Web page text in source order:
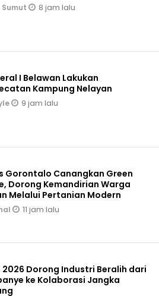
Sumut 8 jam lalu
I Belawan Lakukan
Kampung Nelayan
9 jam lalu
Gorontalo Canangkan Green
Dorong Kemandirian Warga
Melalui Pertanian Modern
11 jam lalu
2026 Dorong Industri Beralih dari
ke Kolaborasi Jangka